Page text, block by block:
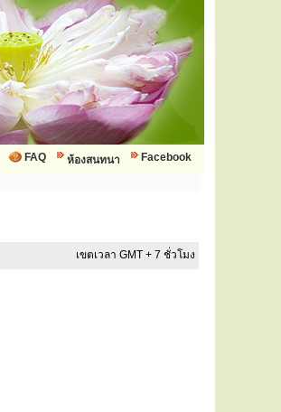
Facebook
ห้องสนทนา
FAQ
เขตเวลา GMT + 7 ชั่วโมง